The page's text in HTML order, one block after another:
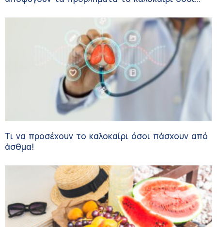
Τι να προσέχουν το καλοκαίρι όσοι πάσχουν από
άσθμα!